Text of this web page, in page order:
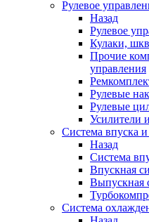
Рулевое
Назад
Рулевое
Кулаки,
Прочие
управления
Рулевые
Рулевые
Усилители
Система впуска
Назад
Система
Впускная
Выпускная
Система